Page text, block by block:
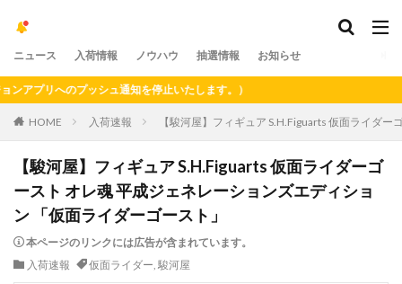
ニュース 入荷情報 ノウハウ 抽選情報 お知らせ
リへのプッシュ通知を停止いたします。）
HOME 入荷速報 【駿河屋】フィギュア S.H.Figuarts 仮面ライダ
【駿河屋】フィギュア S.H.Figuarts 仮面ライダーゴ
ースト オレ魂 平成ジェネレーションズエディショ
ン 「仮面ライダーゴースト」
本ページのリンクには広告が含まれています。
入荷速報
仮面ライダー, 駿河屋